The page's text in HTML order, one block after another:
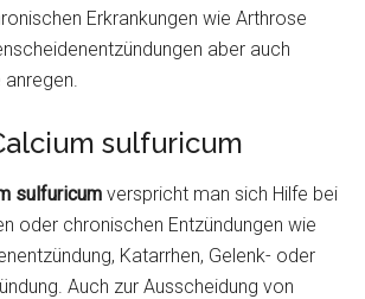
Erkrankungen wie Arthrose
aber auch
anregen.
sulfuricum
sulfuricum verspricht man sich Hilfe bei
oder chronischen Entzündungen wie
Katarrhen, Gelenk- oder
Auch zur Ausscheidung von